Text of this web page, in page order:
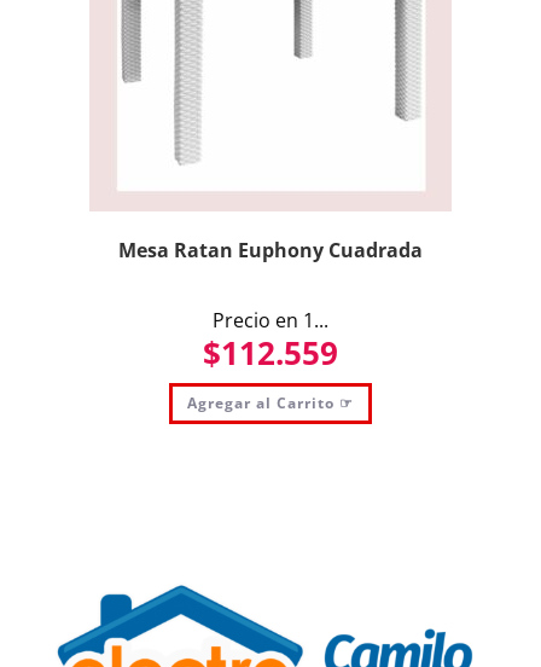
Mesa Ratan Euphony Cuadrada
Precio en 1...
$112.559
Agregar al Carrito ☞